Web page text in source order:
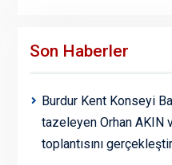
Son Haberler
Burdur Kent Konseyi
tazeleyen Orhan AKIN
toplantısını